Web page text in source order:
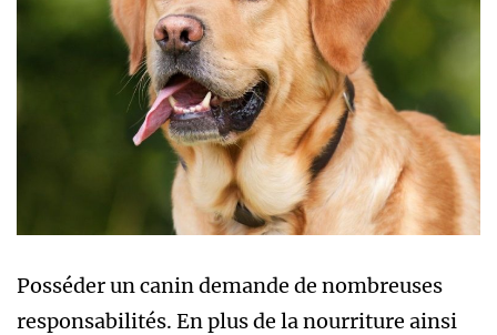
Posséder un canin demande de nombreuses
responsabilités. En plus de la nourriture ainsi